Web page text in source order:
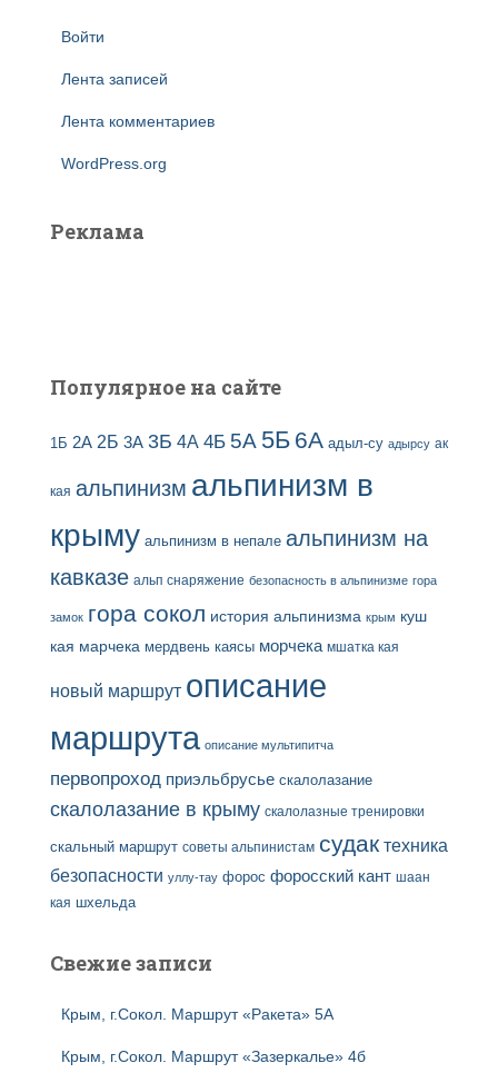
Войти
Лента записей
Лента комментариев
WordPress.org
Реклама
Популярное на сайте
1Б 2А 2Б 3А 3Б 4А 4Б 5А 5Б 6А адыл-су адырсу ак
кая альпинизм альпинизм в
крыму альпинизм в непале альпинизм на
кавказе альп снаряжение безопасность в альпинизме гора
замок гора сокол история альпинизма крым куш
кая марчека мердвень каясы морчека мшатка кая
новый маршрут описание
маршрута описание мультипитча
первопроход приэльбрусье скалолазание
скалолазание в крыму скалолазные тренировки
скальный маршрут советы альпинистам судак техника
безопасности уллу-тау форос форосский кант шаан
кая шхельда
Свежие записи
Крым, г.Сокол. Маршрут «Ракета» 5А
Крым, г.Сокол. Маршрут «Зазеркалье» 4б